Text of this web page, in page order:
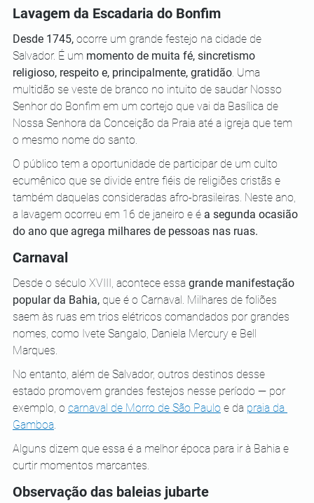
Lavagem da Escadaria do Bonfim
Desde 1745, ocorre um grande festejo na cidade de
Salvador. É um momento de muita fé, sincretismo
religioso, respeito e, principalmente, gratidão . Uma
multidão se veste de branco no intuito de saudar Nosso
Senhor do Bonfim em um cortejo que vai da Basílica de
Nossa Senhora da Conceição da Praia até a igreja que tem
o mesmo nome do santo.
O público tem a oportunidade de participar de um culto
ecumênico que se divide entre fiéis de religiões cristãs e
também daquelas consideradas afro-brasileiras. Neste ano,
a lavagem ocorreu em 16 de janeiro e é a segunda ocasião
do ano que agrega milhares de pessoas nas ruas.
Carnaval
Desde o século XVIII, acontece essa grande manifestação
popular da Bahia, que é o Carnaval. Milhares de foliões
saem às ruas em trios elétricos comandados por grandes
nomes, como Ivete Sangalo, Daniela Mercury e Bell
Marques.
No entanto, além de Salvador, outros destinos desse
estado promovem grandes festejos nesse período — por
exemplo, o carnaval de Morro de São Paulo e da praia da
Gamboa
Alguns dizem que essa é a melhor época para ir à Bahia e
curtir momentos marcantes.
Observação das baleias jubarte